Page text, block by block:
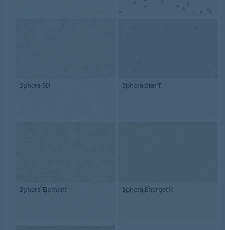
Sphera SD Sphera Star T
Sphera Element Sphera Energetic